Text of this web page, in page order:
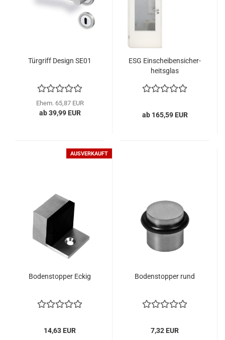
Tür­griff De­sign SE01
Ehem. 65,87 EUR
ab 39,99 EUR
ESG Ein­schei­ben­si­cher­
heits­glas
ab 165,59 EUR
AUSVERKAUFT
Bo­den­stop­per Eckig
14,63 EUR
Bo­den­stop­per rund
7,32 EUR